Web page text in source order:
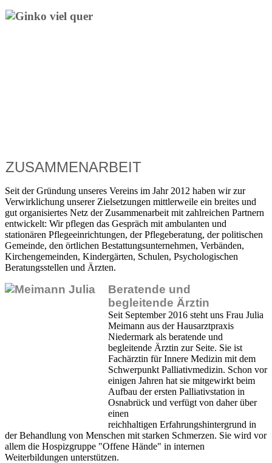
ZUSAMMENARBEIT
Seit der Gründung unseres Vereins im Jahr 2012 haben wir zur
Verwirklichung unserer Zielsetzungen mittlerweile ein breites und
gut organisiertes Netz der Zusammenarbeit mit zahlreichen Partnern
entwickelt: Wir pflegen das Gespräch mit ambulanten und
stationären Pflegeeinrichtungen, der Pflegeberatung, der politischen
Gemeinde, den örtlichen Bestattungsunternehmen, Verbänden,
Kirchengemeinden, Kindergärten, Schulen, Psychologischen
Beratungsstellen und Ärzten.
Beratende und
begleitende Ärztin
Seit September 2016 steht uns Frau Julia
Meimann aus der Hausarztpraxis
Niedermark als beratende und
begleitende Ärztin zur Seite. Sie ist
Fachärztin für Innere Medizin mit dem
Schwerpunkt Palliativmedizin. Schon vor
einigen Jahren hat sie mitgewirkt beim
Aufbau der ersten Palliativstation in
Osnabrück und verfügt von daher über
einen
reichhaltigen Erfahrungshintergrund in
der Behandlung von Menschen mit starken Schmerzen. Sie wird vor
allem die Hospizgruppe "Offene Hände" in internen
Weiterbildungen unterstützen.